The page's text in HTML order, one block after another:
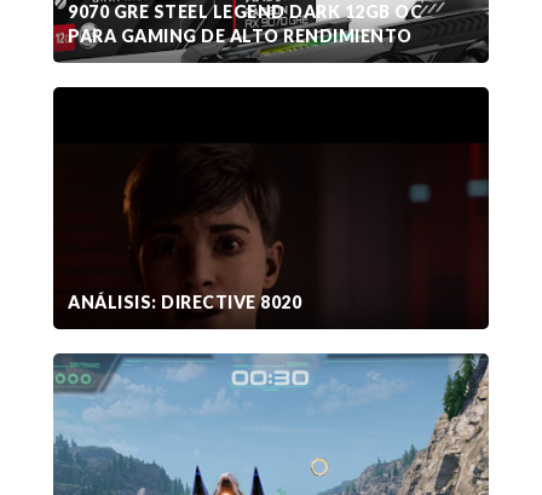
9070 GRE STEEL LEGEND DARK 12GB OC
PARA GAMING DE ALTO RENDIMIENTO
ANÁLISIS: DIRECTIVE 8020